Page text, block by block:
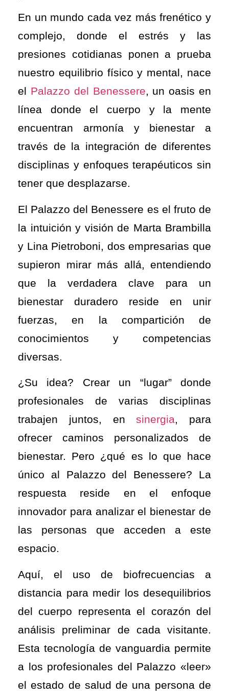
En un mundo cada vez más frenético y
complejo, donde el estrés y las
presiones cotidianas ponen a prueba
nuestro equilibrio físico y mental, nace
el Palazzo del Benessere, un oasis en
línea donde el cuerpo y la mente
encuentran armonía y bienestar a
través de la integración de diferentes
disciplinas y enfoques terapéuticos sin
tener que desplazarse.
El Palazzo del Benessere es el fruto de
la intuición y visión de Marta Brambilla
y Lina Pietroboni, dos empresarias que
supieron mirar más allá, entendiendo
que la verdadera clave para un
bienestar duradero reside en unir
fuerzas, en la compartición de
conocimientos y competencias
diversas.
¿Su idea? Crear un “lugar” donde
profesionales de varias disciplinas
trabajen juntos, ensinergia, para
ofrecer caminos personalizados de
bienestar. Pero ¿qué es lo que hace
único al Palazzo del Benessere? La
respuesta reside en el enfoque
innovador para analizar el bienestar de
las personas que acceden a este
espacio.
Aquí, el uso de biofrecuencias a
distancia para medir los desequilibrios
del cuerpo representa el corazón del
análisis preliminar de cada visitante.
Esta tecnología de vanguardia permite
a los profesionales del Palazzo «leer»
el estado de salud de una persona de